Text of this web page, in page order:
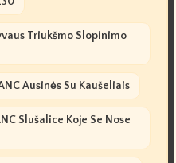
Triukšmo Slopinimo
Ausinės Su Kaušeliais
Slušalice Koje Se Nose